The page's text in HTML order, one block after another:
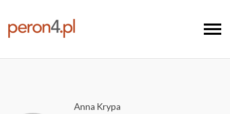
Anna Krypa